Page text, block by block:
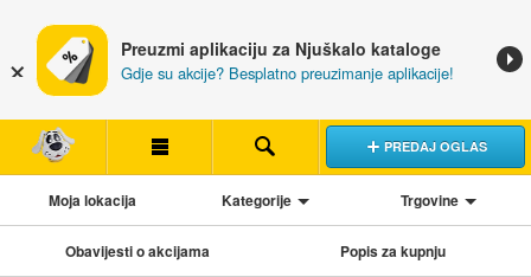
Preuzmi aplikaciju za Njuškalo kataloge
Gdje su akcije? Besplatno preuzimanje aplikacije!
PREDAJ OGLAS
Moja lokacija Kategorije Trgovine
Obavijesti o akcijama Popis za kupnju